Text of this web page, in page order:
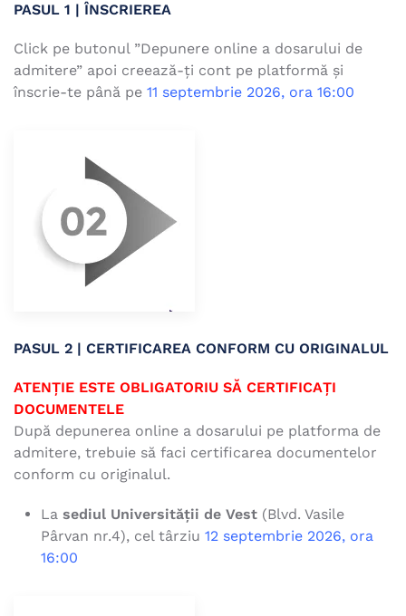
PASUL 1 | ÎNSCRIEREA
Click pe butonul ”Depunere online a dosarului de
admitere” apoi creează-ți cont pe platformă și
înscrie-te până pe 11 septembrie 2026, ora 16:00
PASUL 2 | CERTIFICAREA CONFORM CU ORIGINALUL
ATENȚIE ESTE OBLIGATORIU SĂ CERTIFICAȚI
DOCUMENTELE
După depunerea online a dosarului pe platforma de
admitere, trebuie să faci certificarea documentelor
conform cu originalul.
La sediul Universității de Vest (Blvd. Vasile
Pârvan nr.4), cel târziu 12 septembrie 2026, ora
16:00